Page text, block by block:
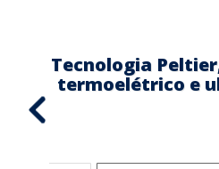
Tecnologia
termoelétrico e